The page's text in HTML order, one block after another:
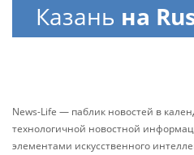
Казань на
News-Life — паблик новостей в
технологичной новостной
элементами искусственного